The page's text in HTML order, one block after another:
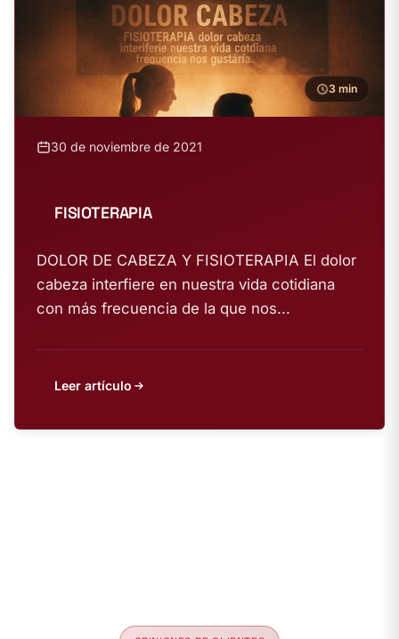
3 min
30 de noviembre de 2021
FISIOTERAPIA
DOLOR DE CABEZA Y FISIOTERAPIA El dolor
cabeza interfiere en nuestra vida cotidiana
con más frecuencia de la que nos...
Leer artículo